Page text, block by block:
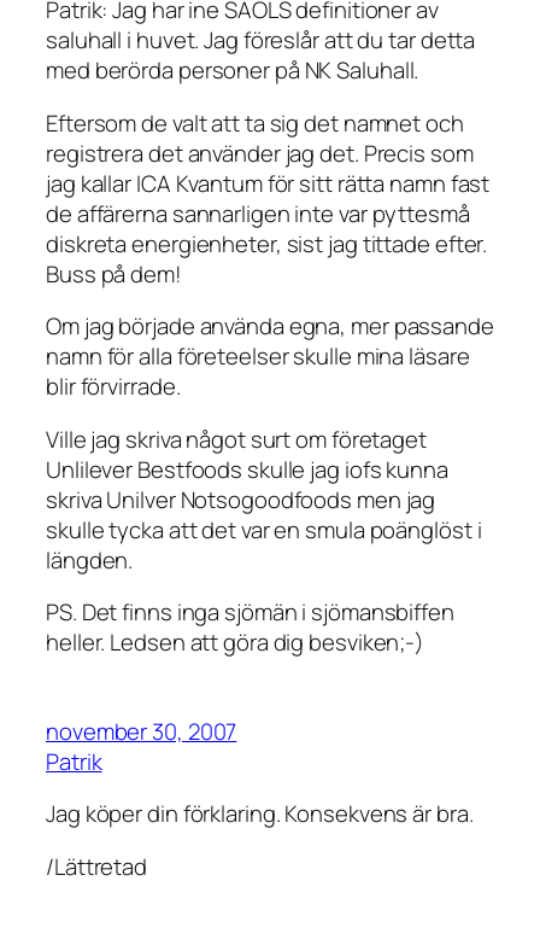
Patrik: Jag har ine SAOLS definitioner av
saluhall i huvet. Jag föreslår att du tar detta
med berörda personer på NK Saluhall.
Eftersom de valt att ta sig det namnet och
registrera det använder jag det. Precis som
jag kallar ICA Kvantum för sitt rätta namn fast
de affärerna sannarligen inte var pyttesmå
diskreta energienheter, sist jag tittade efter.
Buss på dem!
Om jag började använda egna, mer passande
namn för alla företeelser skulle mina läsare
blir förvirrade.
Ville jag skriva något surt om företaget
Unlilever Bestfoods skulle jag iofs kunna
skriva Unilver Notsogoodfoods men jag
skulle tycka att det var en smula poänglöst i
längden.
PS. Det finns inga sjömän i sjömansbiffen
heller. Ledsen att göra dig besviken;-)
november 30, 2007
Patrik
Jag köper din förklaring. Konsekvens är bra.
/Lättretad